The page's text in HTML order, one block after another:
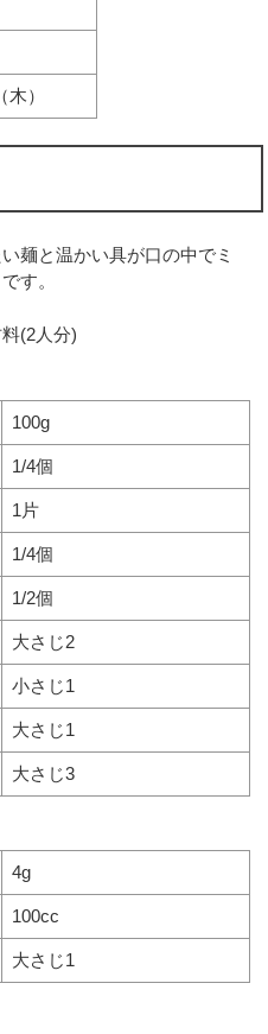
）
麺と温かい具が口の中でミ
す。
(2人分)
100g
1/4個
1片
1/4個
1/2個
大さじ2
小さじ1
大さじ1
大さじ3
4g
100cc
大さじ1